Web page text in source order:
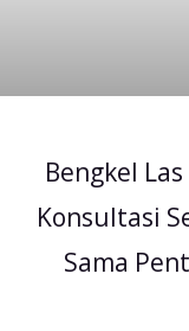
Bengkel
Konsultasi
Sama